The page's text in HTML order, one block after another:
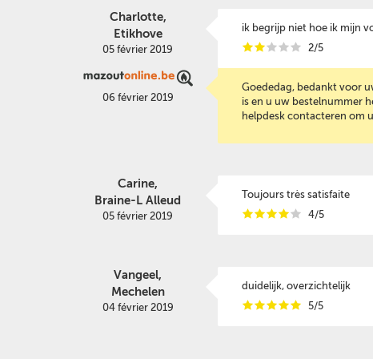
Charlotte,
Etikhove
05 février 2019
ik begrijp niet hoe ik mijn
iiiii 2/5
06 février 2019
Goededag, bedankt voor
is en u uw bestelnummer
helpdesk contacteren om
Carine,
Braine-L Alleud
05 février 2019
Toujours très satisfaite
iiiii 4/5
Vangeel,
Mechelen
04 février 2019
duidelijk, overzichtelijk
iiiii 5/5